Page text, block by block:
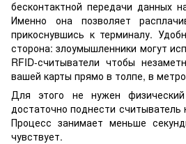
бесконтактной передачи данных
Именно она позволяет
прикоснувшись к терминалу.
сторона: злоумышленники могут
RFID-считыватели чтобы
вашей карты прямо в толпе, в
Для этого не нужен
достаточно поднести
Процесс занимает меньше
чувствует.